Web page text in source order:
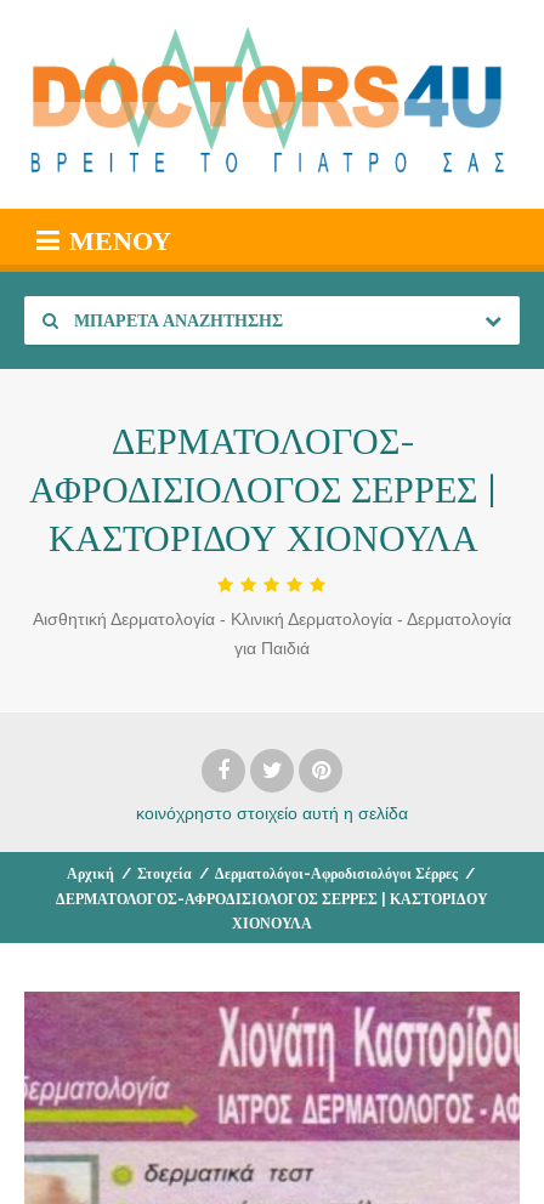
ΜΕΝΟΎ
ΜΠΑΡΈΤΑ ΑΝΑΖΉΤΗΣΗΣ
ΔΕΡΜΑΤΟΛΟΓΟΣ-
ΑΦΡΟΔΙΣΙΟΛΟΓΟΣ ΣΕΡΡΕΣ |
ΚΑΣΤΟΡΙΔΟΥ ΧΙΟΝΟΥΛΑ
Αισθητική Δερματολογία - Κλινική Δερματολογία - Δερματολογία
για Παιδιά
κοινόχρηστο στοιχείο αυτή η σελίδα
Αρχική / Στοιχεία / Δερματολόγοι-Αφροδισιολόγοι Σέρρες /
ΔΕΡΜΑΤΟΛΟΓΟΣ-ΑΦΡΟΔΙΣΙΟΛΟΓΟΣ ΣΕΡΡΕΣ | ΚΑΣΤΟΡΙΔΟΥ
ΧΙΟΝΟΥΛΑ